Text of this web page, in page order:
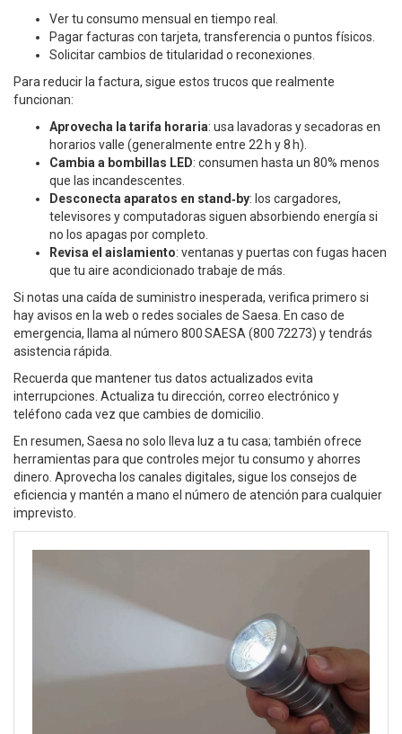
Ver tu consumo mensual en tiempo real.
Pagar facturas con tarjeta, transferencia o puntos físicos.
Solicitar cambios de titularidad o reconexiones.
Para reducir la factura, sigue estos trucos que realmente
funcionan:
Aprovecha la tarifa horaria: usa lavadoras y secadoras en
horarios valle (generalmente entre 22 h y 8 h).
Cambia a bombillas LED: consumen hasta un 80% menos
que las incandescentes.
Desconecta aparatos en stand‑by: los cargadores,
televisores y computadoras siguen absorbiendo energía si
no los apagas por completo.
Revisa el aislamiento: ventanas y puertas con fugas hacen
que tu aire acondicionado trabaje de más.
Si notas una caída de suministro inesperada, verifica primero si
hay avisos en la web o redes sociales de Saesa. En caso de
emergencia, llama al número 800 SAESA (800 72273) y tendrás
asistencia rápida.
Recuerda que mantener tus datos actualizados evita
interrupciones. Actualiza tu dirección, correo electrónico y
teléfono cada vez que cambies de domicilio.
En resumen, Saesa no solo lleva luz a tu casa; también ofrece
herramientas para que controles mejor tu consumo y ahorres
dinero. Aprovecha los canales digitales, sigue los consejos de
eficiencia y mantén a mano el número de atención para cualquier
imprevisto.